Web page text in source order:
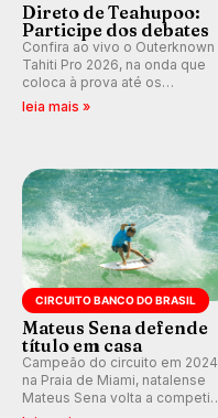
Direto de Teahupoo:
Participe dos debates
Confira ao vivo o Outerknown
Tahiti Pro 2026, na onda que
coloca à prova até os
melhores surfistas do mundo.
etapas da WSL.
leia mais »
CIRCUITO BANCO DO BRASIL
Mateus Sena defende
título em casa
Campeão do circuito em 2024
na Praia de Miami, natalense
Mateus Sena volta a competir